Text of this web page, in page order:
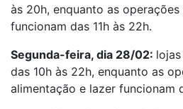
às 20h, enquanto as
funcionam das 11h às 22h.
Segunda-feira, dia 28/02:
das 10h às 22h, enquanto as
alimentação e lazer funcionam